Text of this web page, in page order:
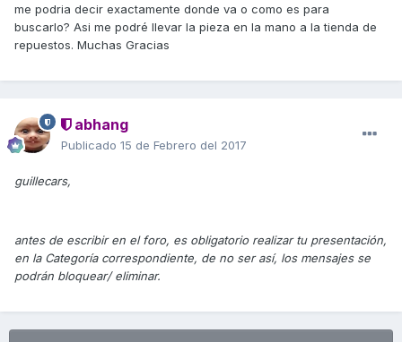
me podria decir exactamente donde va o como es para
buscarlo? Asi me podré llevar la pieza en la mano a la tienda de
repuestos. Muchas Gracias
abhang
Publicado 15 de Febrero del 2017
guillecars,
antes de escribir en el foro, es obligatorio realizar tu presentación,
en la Categoría correspondiente, de no ser así, los mensajes se
podrán bloquear/ eliminar.